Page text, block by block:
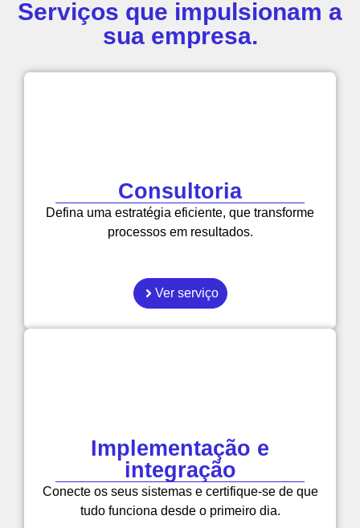
Serviços que impulsionam a
sua empresa.
Consultoria
Defina uma estratégia eficiente, que transforme
processos em resultados.
Ver serviço
Implementação e
integração
Conecte os seus sistemas e certifique-se de que
tudo funciona desde o primeiro dia.